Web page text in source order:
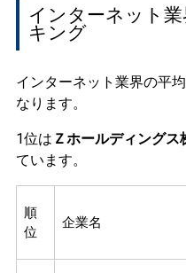
インターネット
キング
インターネット業界の平
なります。
1位は Ｚホールディングス
ています。
順
位
企業名